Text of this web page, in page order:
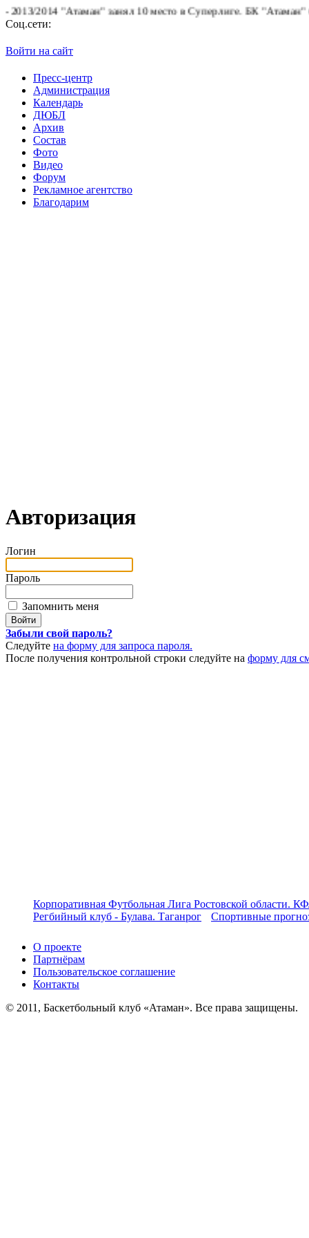
2014 "Атаман" занял 10 место в Суперлиге.БК "Атаман"
Соц.сети:
Войти на сайт
Пресс-центр
Администрация
Календарь
ДЮБЛ
Архив
Состав
Фото
Видео
Форум
Рекламное агентство
Благодарим
Авторизация
Логин
Пароль
Запомнить меня
Забыли свой пароль?
Следуйте на форму для запроса пароля.
После получения контрольной строки следуйте на форму для
Корпоративная Футбольная Лига Ростовской области.
Регбийный клуб - Булава. Таганрог
Спортивные
О проекте
Партнёрам
Пользовательское соглашение
Контакты
© 2011, Баскетбольный клуб «Атаман». Все права защищены.